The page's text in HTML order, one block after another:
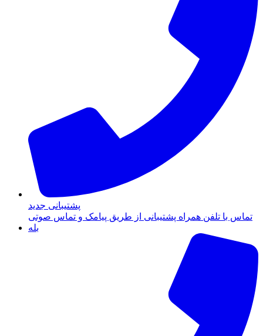
پشتیبانی جدید
تماس با تلفن همراه پشتیبانی از طریق پیامک و تماس صوتی
بله